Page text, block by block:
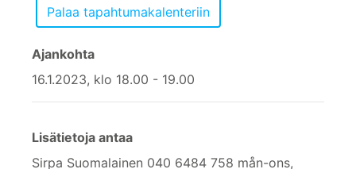
Ajankohta
16.1.2023, klo 18.00 - 19.00
Lisätietoja antaa
Sirpa Suomalainen 040 6484 758 mån-ons,